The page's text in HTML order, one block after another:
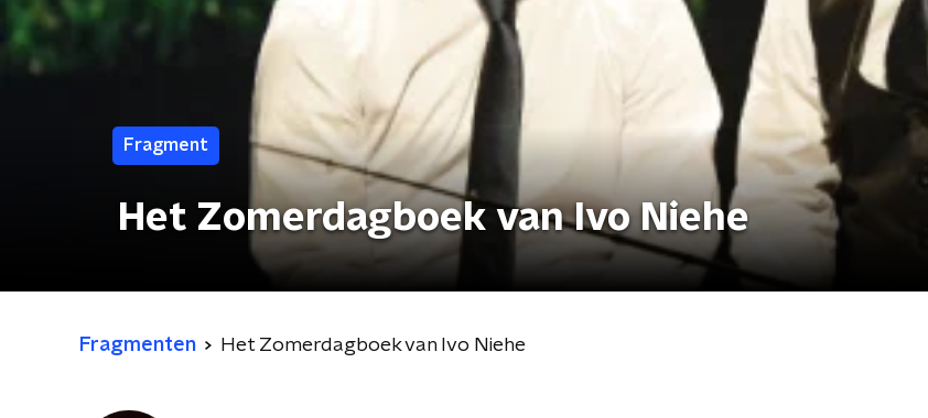
Fragment
Het Zomerdagboek van Ivo Niehe
Fragmenten Het Zomerdagboek van Ivo Niehe